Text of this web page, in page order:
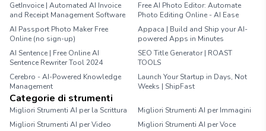
GetInvoice | Automated AI Invoice
and Receipt Management Software
Free AI Photo Editor: Automate
Photo Editing Online - AI Ease
AI Passport Photo Maker Free
Online (no sign-up)
Appaca | Build and Ship your AI-
powered Apps in Minutes
AI Sentence | Free Online AI
Sentence Rewriter Tool 2024
SEO Title Generator | ROAST
TOOLS
Cerebro - AI-Powered Knowledge
Management
Launch Your Startup in Days, Not
Weeks | ShipFast
Categorie di strumenti
Migliori Strumenti AI per la Scrittura
Migliori Strumenti AI per Immagini
Migliori Strumenti AI per Video
Migliori Strumenti AI per Voce